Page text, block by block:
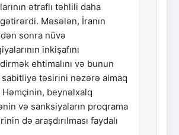
ətraflı təhlili daha
gətirərdi. Məsələn, İranın
sonra nüvə
inkişafını
ehtimalını və bunun
təsirini nəzərə almaq
Həmçinin, beynəlxalq
və sanksiyaların proqrama
də araşdırılması faydalı